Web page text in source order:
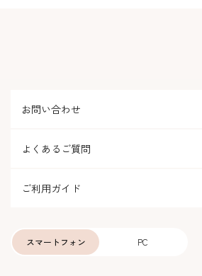
お問い合わせ
よくあるご質問
ご利用ガイド
PC
スマートフォン